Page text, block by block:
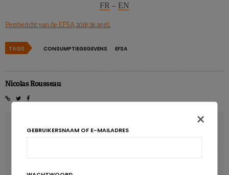
FR – EN
Persbericht van de EFSA, 2018; 26 april.
TAGS CONSUMPTIEGEGEVENS EFSA
Nicolas Rousseau
×
GEBRUIKERSNAAM OF E-MAILADRES